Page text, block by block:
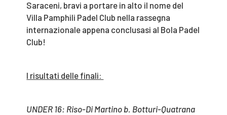
Saraceni, bravi a portare in alto il nome del
Villa Pamphili Padel Club nella rassegna
internazionale appena conclusasi al Bola Padel
Club!
I risultati delle finali:
UNDER 16: Riso-Di Martino b. Botturi-Quatrana